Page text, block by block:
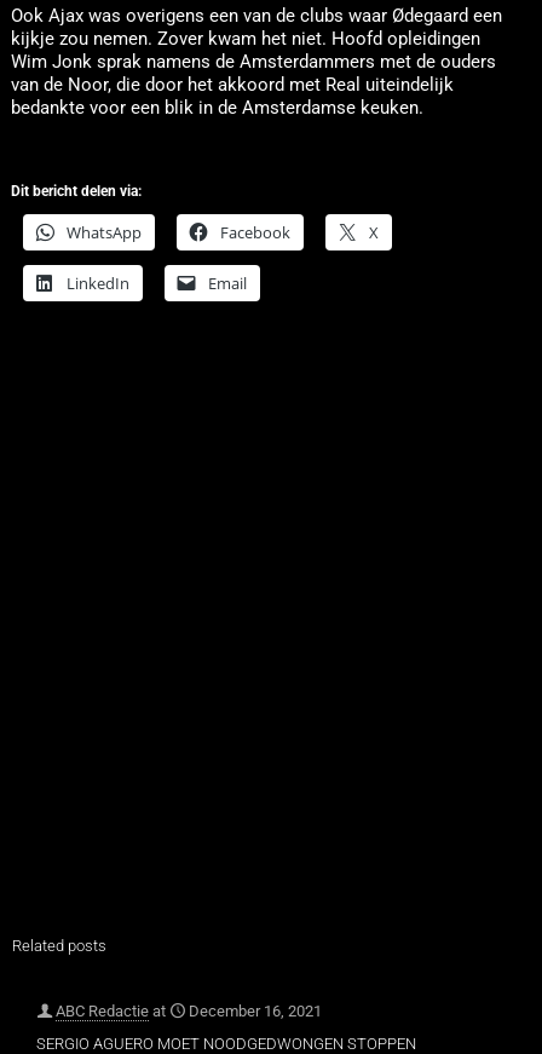
Ook Ajax was overigens een van de clubs waar Ødegaard een
kijkje zou nemen. Zover kwam het niet. Hoofd opleidingen
Wim Jonk sprak namens de Amsterdammers met de ouders
van de Noor, die door het akkoord met Real uiteindelijk
bedankte voor een blik in de Amsterdamse keuken.
Dit bericht delen via:
WhatsApp Facebook X
LinkedIn Email
Related posts
ABC Redactie at
December 16, 2021
SERGIO AGUERO MOET NOODGEDWONGEN STOPPEN